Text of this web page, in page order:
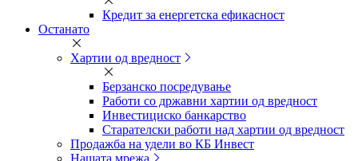
Кредит за енергетска ефикасност
Останато
Хартии од вредност
Берзанско посредување
Работи со државни хартии од вредност
Инвестициско банкарство
Старателски работи над хартии од вредност
Продажба на удели во КБ Инвест
Нашата мрежа